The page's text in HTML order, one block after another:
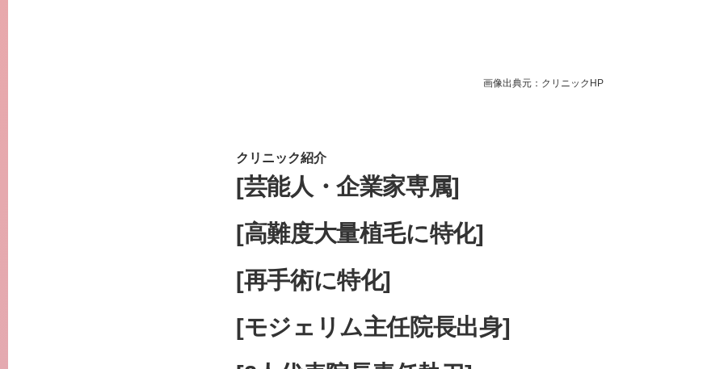
画像出典元：クリニックHP
クリニック紹介
[芸能人・企業家専属]
[高難度大量植毛に特化]
[再手術に特化]
[モジェリム主任院長出身]